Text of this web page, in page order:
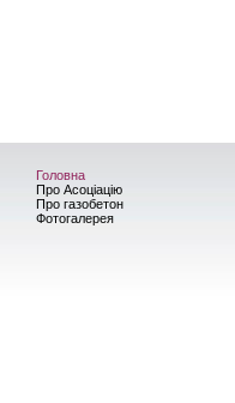
Головна
Про Асоціацію
Про газобетон
Фотогалерея